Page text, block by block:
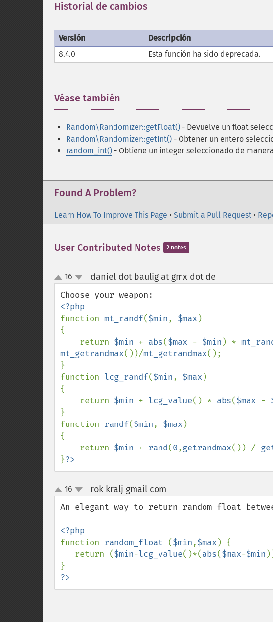
Historial de cambios
Versión
Descripción
8.4.0
Esta función ha sido deprecada.
Véase también
Random\Randomizer::getFloat() - Devuelve un float
Random\Randomizer::getInt() - Obtener un entero
random_int() - Obtiene un integer seleccionado de
Found A Problem?
Learn How To Improve This Page • Submit a Pull Request •
User Contributed Notes 2 notes
up
down
16 daniel dot baulig at gmx dot de
function mt_randf($min, $max )
{
    return
$min + abs($max - $min ) *
mt_getrandmax())/mt_getrandmax();
}
function lcg_randf($min, $max )
{
    return
$min + lcg_value() * abs($max -
}
function randf($min, $max )
{
    return
$min + rand(0,getrandmax()) /
}?>
up
down
16 rok kralj gmail com
An elegant way to return random float
function random_float ($min,$max ) {
   return (
$min+lcg_value()*(abs($max-$min
?>